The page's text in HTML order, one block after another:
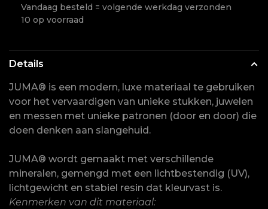
Vandaag besteld = volgende werkdag verzonden
10 op voorraad
Details
JUMA® is een modern, luxe materiaal te gebruiken
voor het vervaardigen van unieke stukken, juwelen
en messen met unieke patronen (door en door) die
doen denken aan slangehuid.
JUMA® wordt gemaakt met verschillende
mineralen, gemengd met een lichtbestendig (UV),
lichtgewicht en stabiel resin dat kleurvast is.
Kenmerken van dit materiaal: